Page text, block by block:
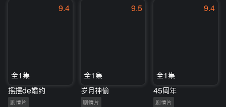
9.4
全1集
摇摆de婚约
剧情片
9.5
全1集
岁月神偷
剧情片
9.4
全1集
45周年
剧情片